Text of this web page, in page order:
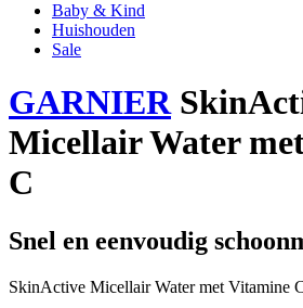
Baby & Kind
Huishouden
Sale
GARNIER
Micellair Water
C
Snel en eenvoudig
SkinActive Micellair Water met Vitamine